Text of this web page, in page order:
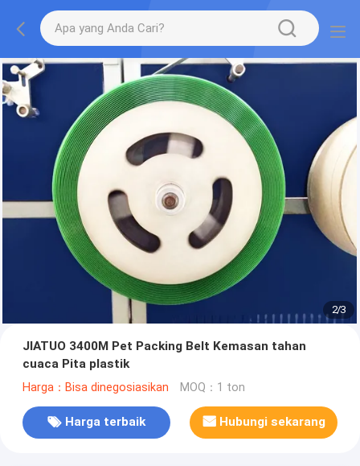
2/3
JIATUO 3400M Pet Packing Belt Kemasan tahan
cuaca Pita plastik
Harga：Bisa dinegosiasikan MOQ：1 ton
Harga terbaik Hubungi sekarang